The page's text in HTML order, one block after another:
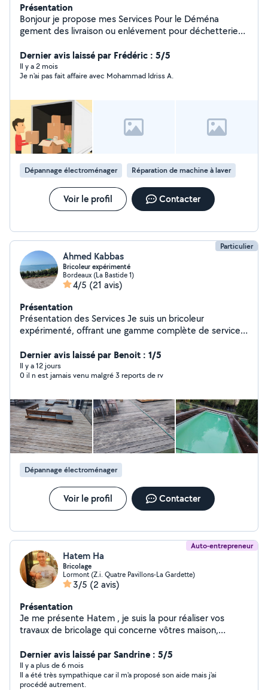
Présentation
Bonjour je propose mes Services Pour le Déména
gement des livraison ou enlévement pour déchetterie
Dernier avis laissé par Frédéric : 5/5
Il y a 2 mois
Je n'ai pas fait affaire avec Mohammad Idriss A.
Dépannage électroménager Réparation de machine à laver
Voir le profil Contacter
Particulier
Ahmed Kabbas
Bricoleur expérimenté
Bordeaux (La Bastide 1)
4/5 (21 avis)
Présentation
Présentation des Services Je suis un bricoleur
expérimenté, offrant une gamme complète de services
d'entretien extérieur. Mes compétences incluent :
Peinture :Préparation des surfaces, application de
peinture intérieure et extérieure, finitions soignées.
plafonds, enduits et ponçage. Menuiserie :Montage de
meubles, petite réparation de boiseries, installation
d'étagères. Jardinage :Entretien de jardins (tonte, taille,
désherbage), aménagement d'espaces verts. Je
m'engage à fournir un travail de qualité, avec rigueur et
souci du détail, pour concrétiser vos idées.
Dernier avis laissé par Benoit : 1/5
Il y a 12 jours
0 il n est jamais venu malgré 3 reports de rv
Dépannage électroménager
Voir le profil Contacter
Auto-entrepreneur
Hatem Ha
Bricolage
Lormont (Z.i. Quatre Pavillons-La Gardette)
3/5 (2 avis)
Présentation
Je me présente Hatem , je suis la pour réaliser vos
travaux de bricolage qui concerne vôtres maison,
serai là pour tout vos demandes mes chers A très
bientôt
Dernier avis laissé par Sandrine : 5/5
Il y a plus de 6 mois
Il a été très sympathique car il m'a proposé son aide mais j'ai
procédé autrement.